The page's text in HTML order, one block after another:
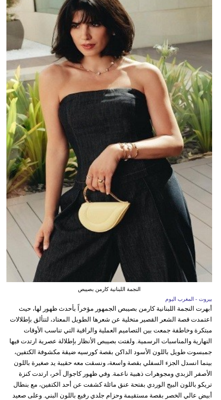
النجمة اللبنانية كارمن بصيبص
بيروت - المغرب اليوم
أبهرت النجمة اللبنانية كارمن بصيبص الجمهور مؤخراً بأحدث ظهور لها، حيث
اعتمدت قصة الشعر القصير متخلية عن شعرها الطويل المعتاد، لتتألق بإطلالات
مبتكرة وخاطفة جمعت بين التصاميم العملية والراقية التي تناسب الأوقات
النهارية والمناسبات الرسمية. ولفتت بصيبص الأنظار بإطلالة عصرية ارتدت فيها
جمبسوت طويل باللون الأسود الداكن بقصة كورسيه ضيقة مكشوفة الكتفين،
بينما انسدل الجزء السفلي بقصة واسعة، ونسقت معه حقيبة يد صغيرة باللون
الأصفر الزبدي ومجوهرات ذهبية ناعمة. وفي ظهور كاجوال آخر، ارتدت كنزة
تريكو باللون البيج الوردي بفتحة عنق مائلة كشفت عن أحد الكتفين، مع بنطال
أبيض عالي الخصر بقصة مستقيمة وحزام جلدي رفيع باللون البني. وعلى صعيد